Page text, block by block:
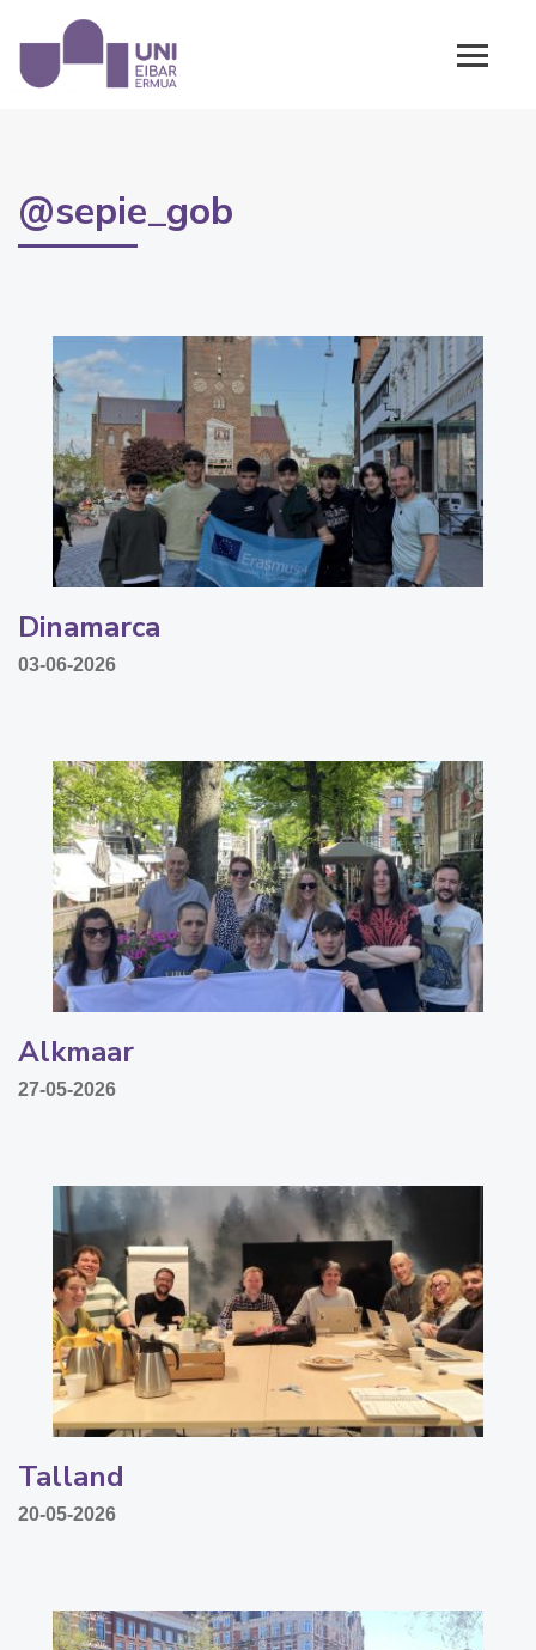
@sepie_gob
Dinamarca
03-06-2026
Alkmaar
27-05-2026
Talland
20-05-2026